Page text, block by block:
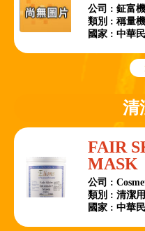
公司 : 鉦富
類別 : 稱量
國家 : 中華
清
FAIR
MASK
公司 :
類別 : 清潔
國家 : 中華